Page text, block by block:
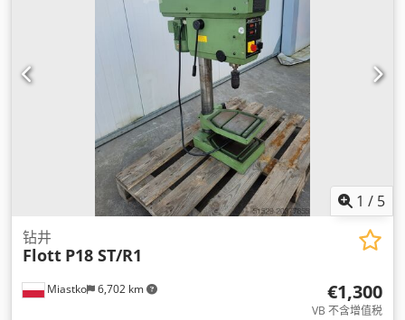
1 / 5
Miastko 6,702 km
钻井
Flott P18 ST/R1
€1,300
VB 不含增值税